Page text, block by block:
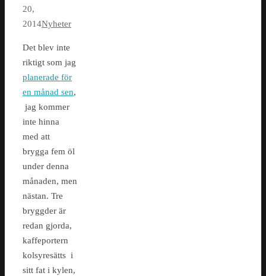
20,
2014Nyheter
Det blev inte
riktigt som jag
planerade för
en månad sen,
jag kommer
inte hinna
med att
brygga fem öl
under denna
månaden, men
nästan. Tre
bryggder är
redan gjorda,
kaffeportern
kolsyresätts i
sitt fat i kylen,